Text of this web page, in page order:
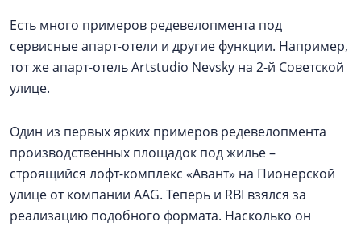
Есть много примеров редевелопмента под
сервисные апарт-отели и другие функции. Например,
тот же апарт-отель Artstudio Nevsky на 2-й Советской
улице.
Один из первых ярких примеров редевелопмента
производственных площадок под жилье –
строящийся лофт-комплекс «Авант» на Пионерской
улице от компании AAG. Теперь и RBI взялся за
реализацию подобного формата. Насколько он